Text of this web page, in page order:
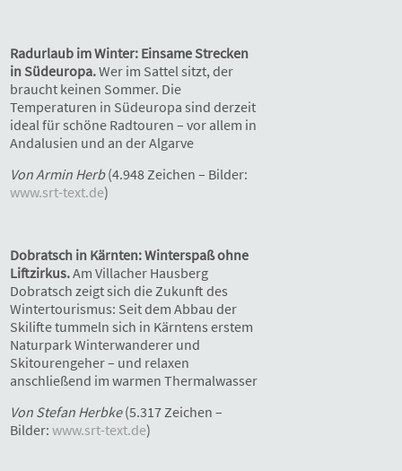
Radurlaub im Winter: Einsame Strecken
in Südeuropa.Wer im Sattel sitzt, der
braucht keinen Sommer. Die
Temperaturen in Südeuropa sind derzeit
ideal für schöne Radtouren – vor allem in
Andalusien und an der Algarve
Von Armin Herb(4.948 Zeichen – Bilder:
www.srt-text.de)
Dobratsch in Kärnten: Winterspaß ohne
Liftzirkus.Am Villacher Hausberg
Dobratsch zeigt sich die Zukunft des
Wintertourismus: Seit dem Abbau der
Skilifte tummeln sich in Kärntens erstem
Naturpark Winterwanderer und
Skitourengeher – und relaxen
anschließend im warmen Thermalwasser
Von Stefan Herbke(5.317 Zeichen –
Bilder: www.srt-text.de)